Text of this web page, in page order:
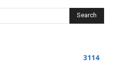
Search
3114